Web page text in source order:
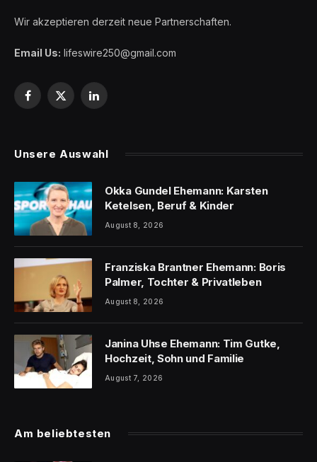
Wir akzeptieren derzeit neue Partnerschaften.
Email Us: lifeswire250@gmail.com
Facebook
X
LinkedIn
Unsere Auswahl
Okka Gundel Ehemann: Karsten
Ketelsen, Beruf & Kinder
August 8, 2026
Franziska Brantner Ehemann: Boris
Palmer, Tochter & Privatleben
August 8, 2026
Janina Uhse Ehemann: Tim Gutke,
Hochzeit, Sohn und Familie
August 7, 2026
Am beliebtesten